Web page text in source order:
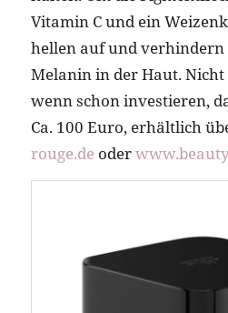
Vitamin C und ein
hellen auf und
Melanin in der Haut.
wenn schon investieren,
Ca. 100 Euro, erhältlich
rouge.de oder